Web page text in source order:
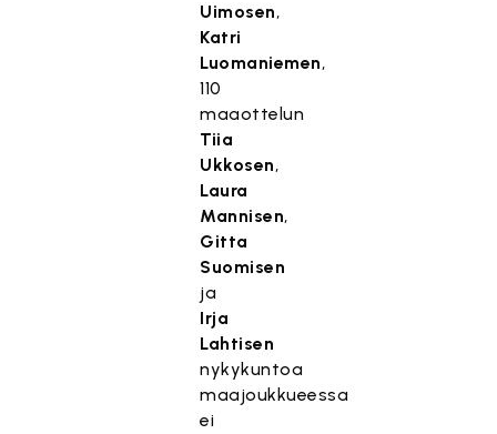
Uimosen,
Katri
Luomaniemen,
110
maaottelun
Tiia
Ukkosen,
Laura
Mannisen,
Gitta
Suomisen
ja
Irja
Lahtisen
nykykuntoa
maajoukkueessa
ei